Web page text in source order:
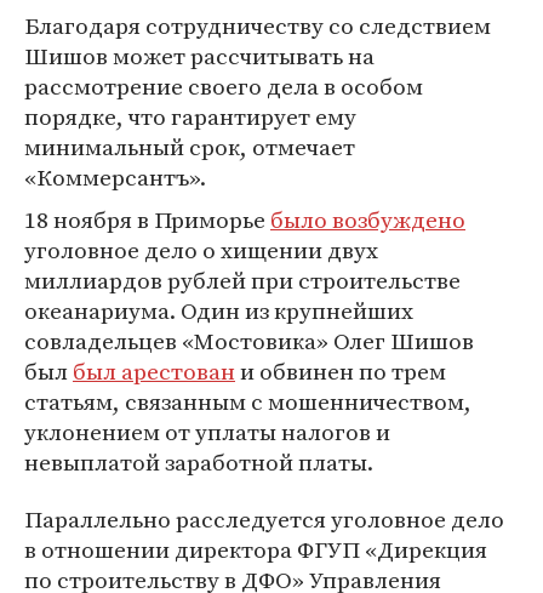
Благодаря сотрудничеству со следствием
Шишов может рассчитывать на
рассмотрение своего дела в особом
порядке, что гарантирует ему
минимальный срок, отмечает
«Коммерсантъ».
18 ноября в Приморье было возбуждено
уголовное дело о хищении двух
миллиардов рублей при строительстве
океанариума. Один из крупнейших
совладельцев «Мостовика» Олег Шишов
былбыл арестовани обвинен по трем
статьям, связанным с мошенничеством,
уклонением от уплаты налогов и
невыплатой заработной платы.
Параллельно расследуется уголовное дело
в отношении директора ФГУП «Дирекция
по строительству в ДФО» Управления